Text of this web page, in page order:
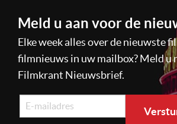
Meld u aan voor de
Elke week alles over de nieuwste
filmnieuws in uw mailbox? Meld u
Filmkrant Nieuwsbrief.